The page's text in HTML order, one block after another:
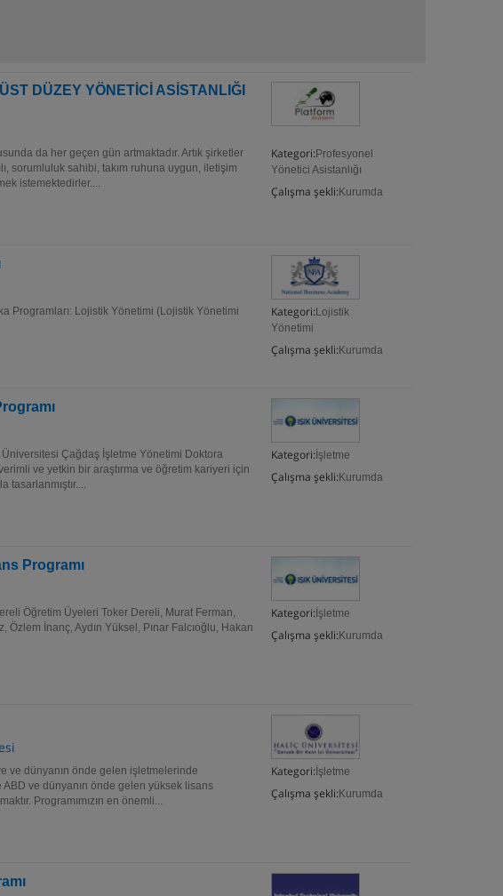
DÜZEY YÖNETİCİ ASİSTANLIĞI
Kategori: Profesyonel
Yönetici Asistanlığı
Çalışma şekli: Kurumda
da her geçen gün artmaktadır. Artık şirketler
sorumluluk sahibi, takım ruhuna uygun, iletişim
istemektedirler....
Kategori: Lojistik
Yönetimi
Çalışma şekli: Kurumda
Programları: Lojistik Yönetimi (Lojistik Yönetimi
Kategori: İşletme
Çalışma şekli: Kurumda
Çağdaş İşletme Yönetimi Doktora
ve yetkin bir araştırma ve öğretim kariyeri için
tasarlanmıştır....
Programı
Kategori: İşletme
Çalışma şekli: Kurumda
Öğretim Üyeleri Toker Dereli, Murat Ferman,
İnanç, Aydın Yüksel, Pınar Falcıoğlu, Hakan
Kategori: İşletme
Çalışma şekli: Kurumda
ve dünyanın önde gelen işletmelerinde
ve dünyanın önde gelen yüksek lisans
Programımızın en önemli...